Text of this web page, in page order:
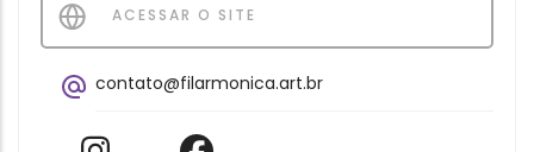
ACESSAR O SITE
contato@filarmonica.art.br